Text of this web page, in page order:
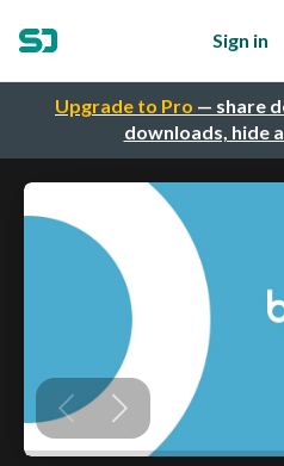
Upgrade to Pro — share
downloads, hide
Sign in